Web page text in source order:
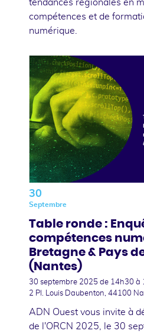
tendances régionales en
compétences et de
numérique.
30
Septembre
Table ronde :
compétences
Bretagne & Pays
(Nantes)
30 septembre 2025 de 14h30 à
2 Pl. Louis Daubenton, 44100
ADN Ouest vous invite à
de l'ORCN 2025, le 30